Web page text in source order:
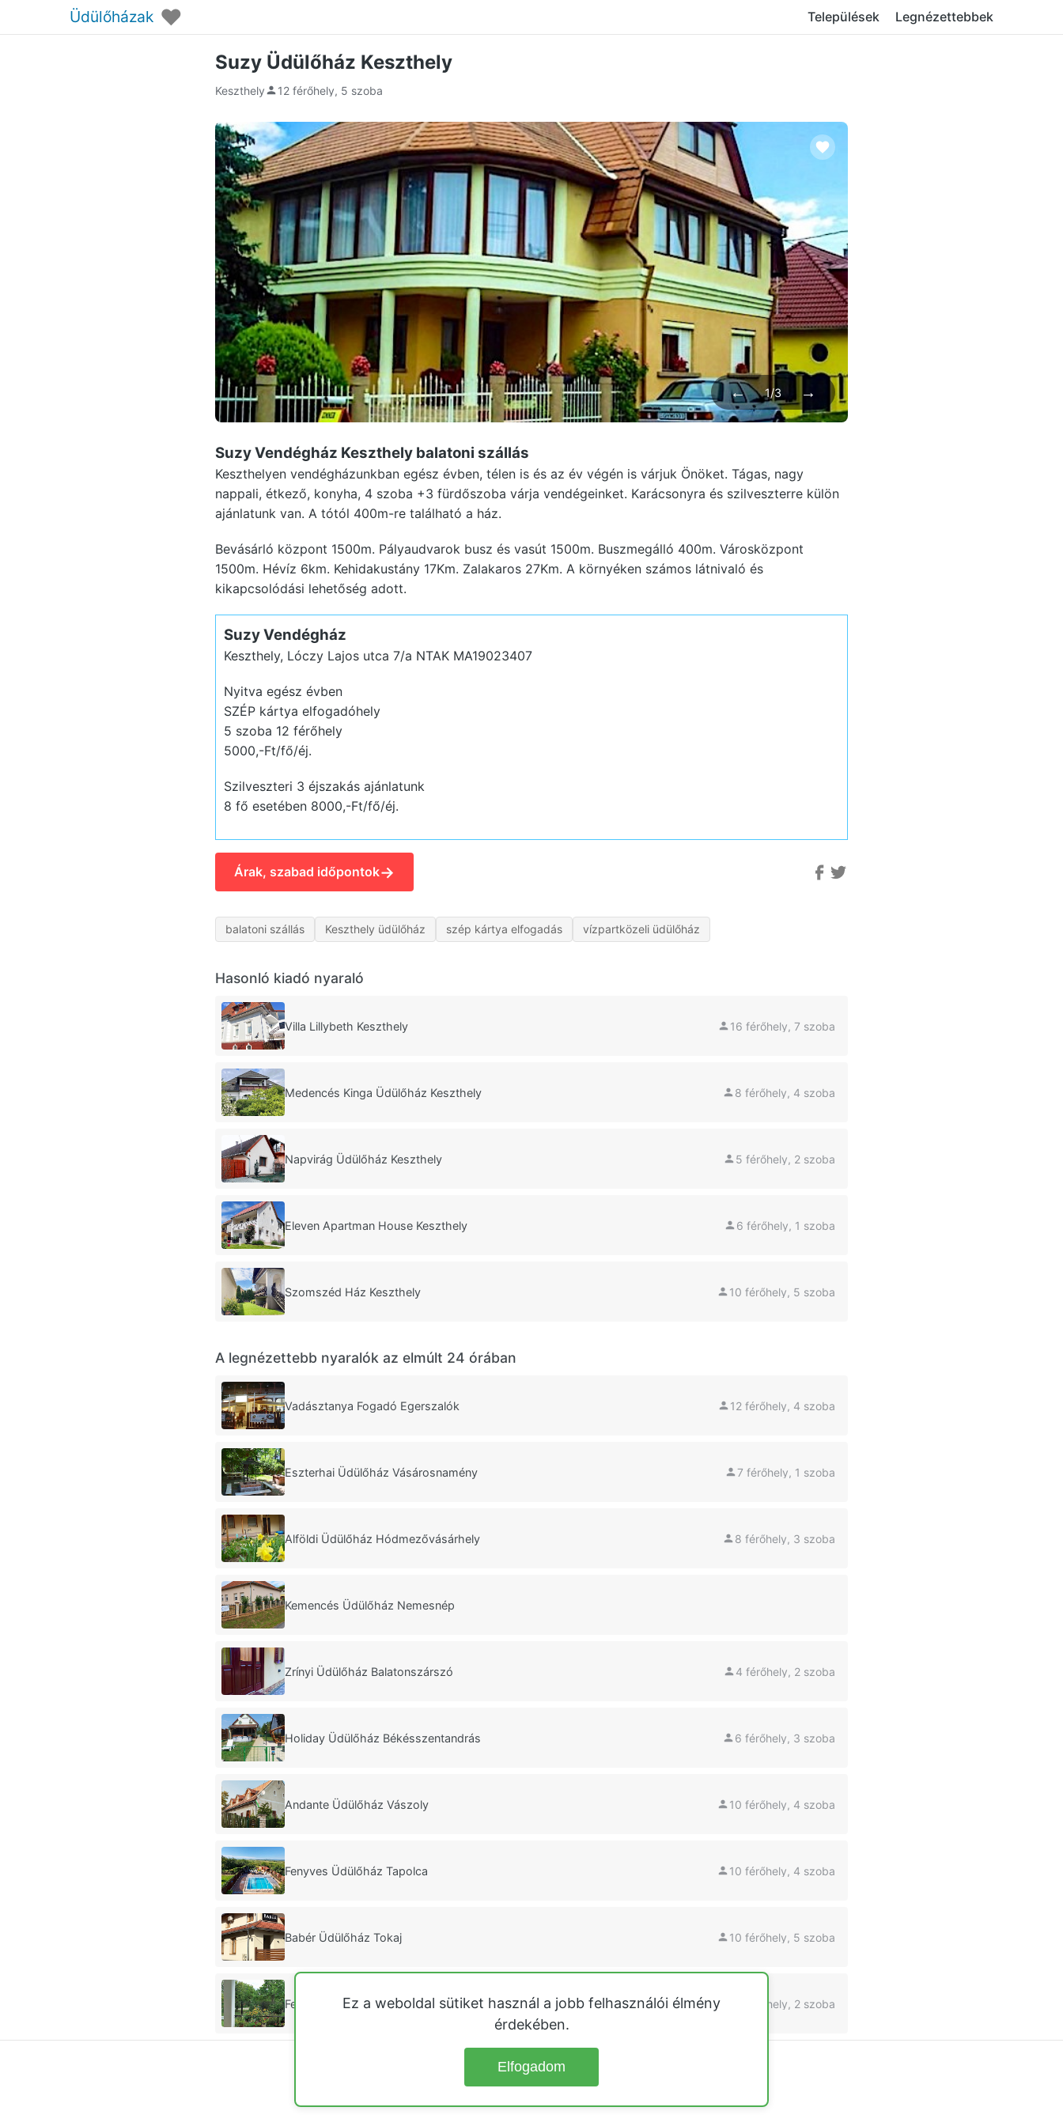
Üdülőházak ♥ Települések Legnézettebbek
Suzy Üdülőház Keszthely
Keszthely 12 férőhely, 5 szoba
← 1/3 →
Suzy Vendégház Keszthely balatoni szállás
Keszthelyen vendégházunkban egész évben, télen is és az év végén is várjuk Önöket. Tágas, nagy
nappali, étkező, konyha, 4 szoba +3 fürdőszoba várja vendégeinket. Karácsonyra és szilveszterre külön
ajánlatunk van. A tótól 400m-re található a ház.
Bevásárló központ 1500m. Pályaudvarok busz és vasút 1500m. Buszmegálló 400m. Városközpont
1500m. Hévíz 6km. Kehidakustány 17Km. Zalakaros 27Km. A környéken számos látnivaló és
kikapcsolódási lehetőség adott.
Suzy Vendégház
Keszthely, Lóczy Lajos utca 7/a NTAK MA19023407
Nyitva egész évben
SZÉP kártya elfogadóhely
5 szoba 12 férőhely
5000,-Ft/fő/éj.
Szilveszteri 3 éjszakás ajánlatunk
8 fő esetében 8000,-Ft/fő/éj.
Árak, szabad időpontok→
balatoni szállás Keszthely üdülőház szép kártya elfogadás vízpartközeli üdülőház
Hasonló kiadó nyaraló
Villa Lillybeth Keszthely 16 férőhely, 7 szoba
Medencés Kinga Üdülőház Keszthely 8 férőhely, 4 szoba
Napvirág Üdülőház Keszthely 5 férőhely, 2 szoba
Eleven Apartman House Keszthely 6 férőhely, 1 szoba
Szomszéd Ház Keszthely 10 férőhely, 5 szoba
A legnézettebb nyaralók az elmúlt 24 órában
Vadásztanya Fogadó Egerszalók 12 férőhely, 4 szoba
Eszterhai Üdülőház Vásárosnamény 7 férőhely, 1 szoba
Alföldi Üdülőház Hódmezővásárhely 8 férőhely, 3 szoba
Kemencés Üdülőház Nemesnép
Zrínyi Üdülőház Balatonszárszó 4 férőhely, 2 szoba
Holiday Üdülőház Békésszentandrás 6 férőhely, 3 szoba
Andante Üdülőház Vászoly 10 férőhely, 4 szoba
Fenyves Üdülőház Tapolca 10 férőhely, 4 szoba
Babér Üdülőház Tokaj 10 férőhely, 5 szoba
Fenyves Üdülőházház Balatonakali 4 férőhely, 2 szoba
Ez a weboldal sütiket használ a jobb felhasználói élmény
érdekében.
Elfogadom